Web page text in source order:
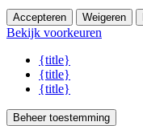
Accepteren Weigeren
Bekijk voorkeuren
{title}
{title}
{title}
Beheer toestemming